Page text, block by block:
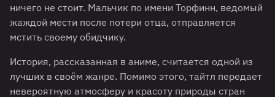
ничего не стоит. Мальчик по имени Торфинн, ведомый
жаждой мести после потери отца, отправляется
мстить своему обидчику.
История, рассказанная в аниме, считается одной из
лучших в своём жанре. Помимо этого, тайтл передает
невероятную атмосферу и красоту природы стран